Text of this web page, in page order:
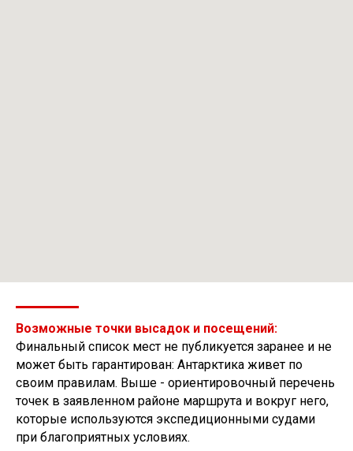
Возможные точки высадок и посещений:
Финальный список мест не публикуется заранее и не
может быть гарантирован: Антарктика живет по
своим правилам. Выше - ориентировочный перечень
точек в заявленном районе маршрута и вокруг него,
которые используются экспедиционными судами
при благоприятных условиях.